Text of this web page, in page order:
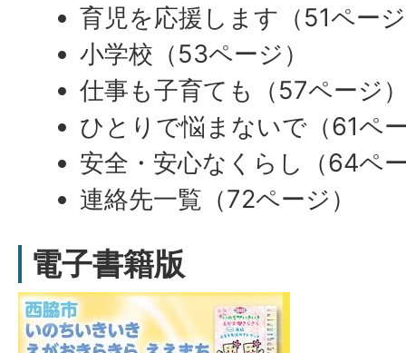
育児を応援します（51ペー
小学校（53ページ）
仕事も子育ても（57ページ
ひとりで悩まないで（61ペ
安全・安心なくらし（64ペ
連絡先一覧（72ページ）
電子書籍版